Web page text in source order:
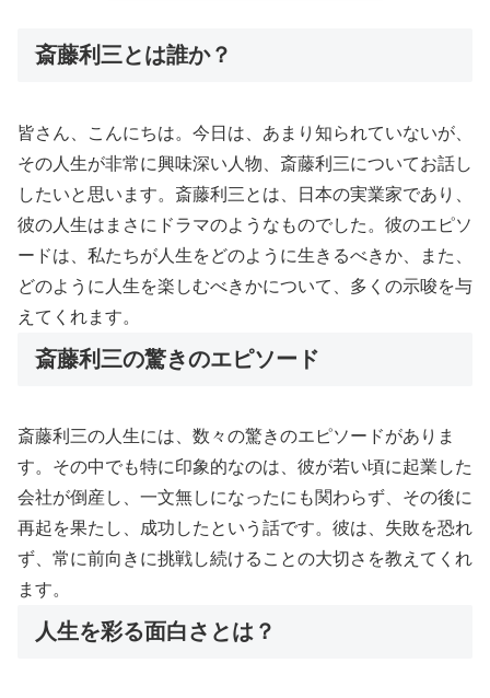
斎藤利三とは誰か？
皆さん、こんにちは。今日は、あまり知られていないが、
その人生が非常に興味深い人物、斎藤利三についてお話し
したいと思います。斎藤利三とは、日本の実業家であり、
彼の人生はまさにドラマのようなものでした。彼のエピソ
ードは、私たちが人生をどのように生きるべきか、また、
どのように人生を楽しむべきかについて、多くの示唆を与
えてくれます。
斎藤利三の驚きのエピソード
斎藤利三の人生には、数々の驚きのエピソードがありま
す。その中でも特に印象的なのは、彼が若い頃に起業した
会社が倒産し、一文無しになったにも関わらず、その後に
再起を果たし、成功したという話です。彼は、失敗を恐れ
ず、常に前向きに挑戦し続けることの大切さを教えてくれ
ます。
人生を彩る面白さとは？